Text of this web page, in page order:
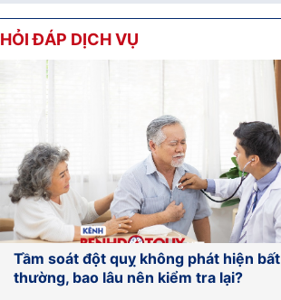
HỎI ĐÁP DỊCH VỤ
Tầm soát đột quỵ không phát hiện bất
thường, bao lâu nên kiểm tra lại?